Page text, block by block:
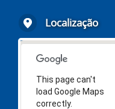
Localização
This page can't
load Google Maps
correctly.